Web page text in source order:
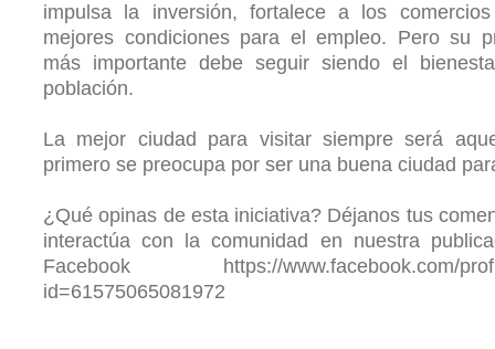
impulsa la inversión, fortalece a los
mejores condiciones para el empleo. Pero su
más importante debe seguir siendo el
población.
La mejor ciudad para visitar siempre será
primero se preocupa por ser una buena ciudad
¿Qué opinas de esta iniciativa? Déjanos tus
interactúa con la comunidad en nuestra
Facebook https://www.facebook.com/
id=61575065081972